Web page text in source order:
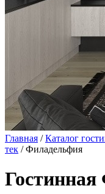
Главная /Каталог
тек / Филадельфия